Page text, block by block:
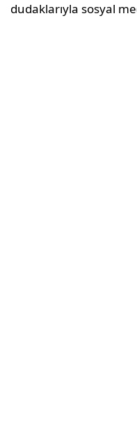
dudaklarıyla sosyal